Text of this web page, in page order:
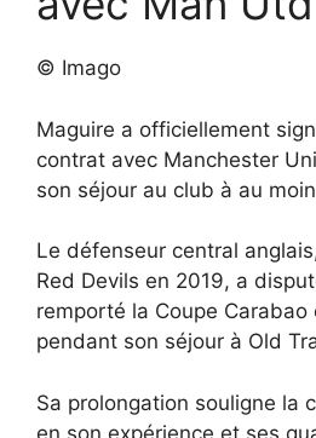
© Imago
Maguire a officiellement
contrat avec Manchester
son séjour au club à au
Le défenseur central
Red Devils en 2019, a
remporté la Coupe Carabao
pendant son séjour à Old
Sa prolongation souligne la
en son expérience et ses